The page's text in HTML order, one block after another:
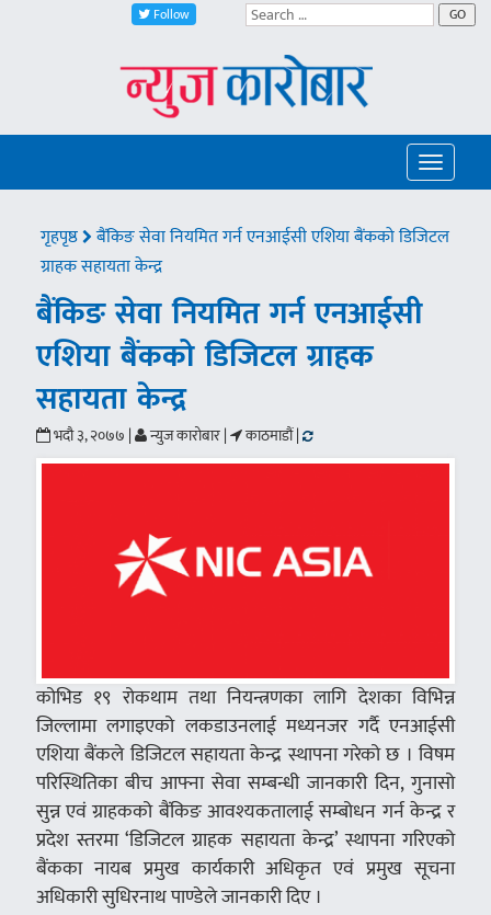
Follow GO
Toggle
गृहपृष्ठ
बैंकिङ सेवा नियमित गर्न एनआईसी एशिया बैंकको डिजिटल
ग्राहक सहायता केन्द्र
बैंकिङ सेवा नियमित गर्न एनआईसी
एशिया बैंकको डिजिटल ग्राहक
सहायता केन्द्र
भदौ ३, २०७७ | न्युज कारोबार | काठमाडौं |
कोभिड १९ रोकथाम तथा नियन्त्रणका लागि देशका विभिन्न
जिल्लामा लगाइएको लकडाउनलाई मध्यनजर गर्दै एनआईसी
एशिया बैंकले डिजिटल सहायता केन्द्र स्थापना गरेको छ । विषम
परिस्थितिका बीच आफ्ना सेवा सम्बन्धी जानकारी दिन, गुनासो
सुन्न एवं ग्राहकको बैंकिङ आवश्यकतालाई सम्बोधन गर्न केन्द्र र
प्रदेश स्तरमा ‘डिजिटल ग्राहक सहायता केन्द्र’ स्थापना गरिएको
बैंकका नायब प्रमुख कार्यकारी अधिकृत एवं प्रमुख सूचना
अधिकारी सुधिरनाथ पाण्डेले जानकारी दिए ।